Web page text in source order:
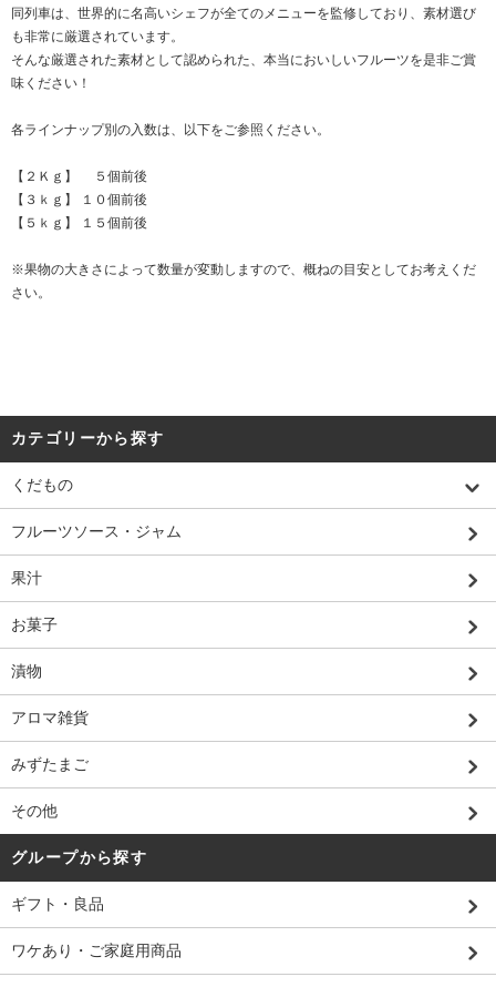
同列車は、世界的に名高いシェフが全てのメニューを監修しており、素材選び
も非常に厳選されています。
そんな厳選された素材として認められた、本当においしいフルーツを是非ご賞
味ください！
各ラインナップ別の入数は、以下をご参照ください。
【２Ｋｇ】 ５個前後
【３ｋｇ】 １０個前後
【５ｋｇ】 １５個前後
※果物の大きさによって数量が変動しますので、概ねの目安としてお考えくだ
さい。
カテゴリーから探す
くだもの
フルーツソース・ジャム
果汁
お菓子
漬物
アロマ雑貨
みずたまご
その他
グループから探す
ギフト・良品
ワケあり・ご家庭用商品